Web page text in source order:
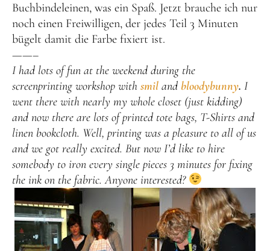
Buchbindeleinen, was ein Spaß. Jetzt brauche ich nur
noch einen Freiwilligen, der jedes Teil 3 Minuten
bügelt damit die Farbe fixiert ist.
——–
I had lots of fun at the weekend during the
screenprinting workshop with smil and bloodybunny. I
went there with nearly my whole closet (just kidding)
and now there are lots of printed tote bags, T-Shirts and
linen bookcloth. Well, printing was a pleasure to all of us
and we got really excited. But now I’d like to hire
somebody to iron every single pieces 3 minutes for fixing
the ink on the fabric. Anyone interested?